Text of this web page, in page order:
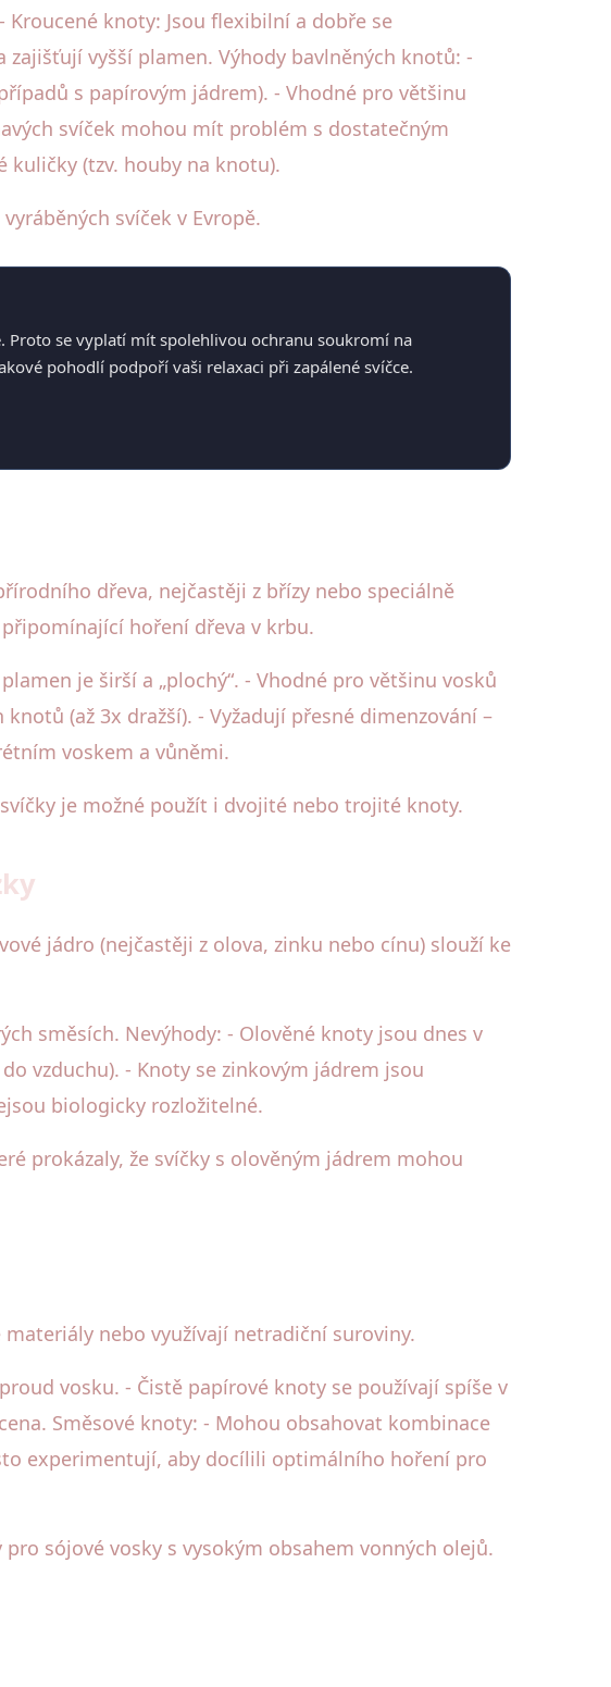
knoty: Jsou flexibilní a dobře se
vyšší plamen. Výhody bavlněných knotů: -
s papírovým jádrem). - Vhodné pro většinu
svíček mohou mít problém s dostatečným
kuličky (tzv. houby na knotu).
svíček v Evropě.
Proto se vyplatí mít spolehlivou ochranu soukromí na
pohodlí podpoří vaši relaxaci při zapálené svíčce.
dřeva, nejčastěji z břízy nebo speciálně
hoření dřeva v krbu.
je širší a „plochý“. - Vhodné pro většinu vosků
(až 3x dražší). - Vyžadují přesné dimenzování –
voskem a vůněmi.
je možné použít i dvojité nebo trojité knoty.
jádro (nejčastěji z olova, zinku nebo cínu) slouží ke
směsích. Nevýhody: - Olověné knoty jsou dnes v
vzduchu). - Knoty se zinkovým jádrem jsou
biologicky rozložitelné.
prokázaly, že svíčky s olověným jádrem mohou
nebo využívají netradiční suroviny.
vosku. - Čistě papírové knoty se používají spíše v
Směsové knoty: - Mohou obsahovat kombinace
experimentují, aby docílili optimálního hoření pro
sójové vosky s vysokým obsahem vonných olejů.